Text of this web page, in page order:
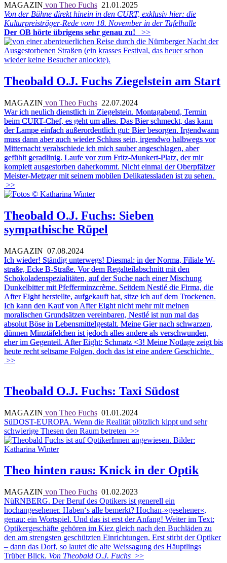
MAGAZIN von Theo Fuchs 21.01.2025
Von der Bühne direkt hinein in den CURT, exklusiv hier: die
Kulturpreisträger-Rede vom 18. November in der Tafelhalle
Der OB hörte übrigens sehr genau zu!
>>
Theobald O.J. Fuchs Ziegelstein am Start
MAGAZIN von Theo Fuchs 22.07.2024
War ich neulich dienstlich in Ziegelstein. Montagabend, Termin
beim CURT-Chef, es geht um alles. Das Bier schmeckt, das kann
der Lampe einfach außerordentlich gut: Bier besorgen. Irgendwann
muss dann aber auch wieder Schluss sein, irgendwo halbwegs vor
Mitternacht verabschiede ich mich sauber angeschlagen, aber
gefühlt geradlinig. Laufe vor zum Fritz-Munkert-Platz, der mir
komplett ausgestorben daherkommt. Nicht einmal der Oberpfälzer
Meister-Metzger mit seinem mobilen Delikatessladen ist zu sehen.
>>
Theobald O.J. Fuchs: Sieben
sympathische Rüpel
MAGAZIN 07.08.2024
Ich wieder! Ständig unterwegs! Diesmal: in der Norma, Filiale W-
straße, Ecke B-Straße. Vor dem Regalteilabschnitt mit den
Schokoladenspezialitäten, auf der Suche nach einer Mischung
Dunkelbitter mit Pfefferminzcrème. Seitdem Nestlé die Firma, die
After Eight herstellte, aufgekauft hat, sitze ich auf dem Trockenen.
Ich kann den Kauf von After Eight nicht mehr mit meinen
moralischen Grundsätzen vereinbaren, Nestlé ist nun mal das
absolut Böse in Lebensmittelgestalt. Meine Gier nach schwarzen,
dünnen Minztäfelchen ist jedoch alles andere als verschwunden,
eher im Gegenteil. After Eight: Schmatz <3! Meine Notlage zeigt bis
heute recht seltsame Folgen, doch das ist eine andere Geschichte.
>>
Theobald O.J. Fuchs: Taxi Südost
MAGAZIN von Theo Fuchs 01.01.2024
SüDOST-EUROPA. Wenn die Realität plötzlich kippt und sehr
schwierige Thesen den Raum betreten >>
Theo hinten raus: Knick in der Optik
MAGAZIN von Theo Fuchs 01.02.2023
NüRNBERG. Der Beruf des Optikers ist generell ein
hochangesehener. Haben‘s alle bemerkt? Hochan-»gesehener«,
genau: ein Wortspiel. Und das ist erst der Anfang! Weiter im Text:
Optikergeschäfte gehören im Kiez gleich nach den Buchläden zu
den am strengsten geschützten Einrichtungen. Erst stirbt der Optiker
– dann das Dorf, so lautet die alte Weissagung des Häuptlings
Trüber Blick. Von Theobald O.J. Fuchs >>